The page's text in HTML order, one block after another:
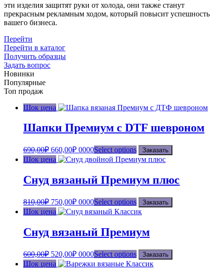
эти изделия защитят руки от холода, они также станут
прекрасным рекламным ходом, который повысит успешность
вашего бизнеса.
Перейти
Перейти в каталог
Получить образцы
Задать вопрос
Новинки
Популярные
Топ продаж
Шок цена
Шапки Премиум с DTF шевроном
690,00₽ 660,00₽ 0000Select options Заказать
Шок цена
Снуд вязаный Премиум плюс
810,00₽ 750,00₽ 0000Select options Заказать
Шок цена
Снуд вязаный Премиум
600,00₽ 520,00₽ 0000Select options Заказать
Шок цена